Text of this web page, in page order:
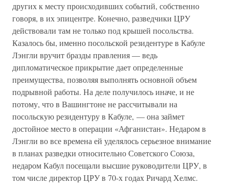
других к месту происходивших событий, собственно
говоря, в их эпицентре. Конечно, разведчики ЦРУ
действовали там не только под крышей посольства.
Казалось бы, именно посольской резидентуре в Кабуле
Лэнгли вручит бразды правления — ведь
дипломатическое прикрытие дает определенные
преимущества, позволяя выполнять основной объем
подрывной работы. На деле получилось иначе, и не
потому, что в Вашингтоне не рассчитывали на
посольскую резидентуру в Кабуле, — она займет
достойное место в операции «Афганистан». Недаром в
Лэнгли во все времена ей уделялось серьезное внимание
в планах разведки относительно Советского Союза,
недаром Кабул посещали высшие руководители ЦРУ, в
том числе директор ЦРУ в 70-х годах Ричард Хелмс.